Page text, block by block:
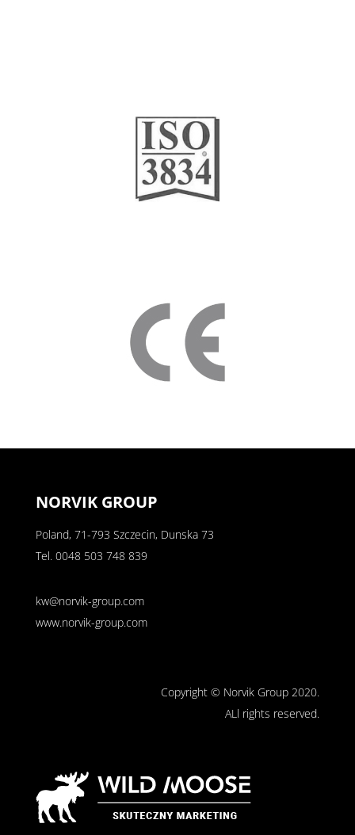
NORVIK GROUP
Poland, 71-793 Szczecin, Dunska 73
Tel. 0048 503 748 839
kw@norvik-group.com
www.norvik-group.com
Copyright © Norvik Group 2020.
ALl rights reserved.